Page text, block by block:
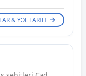
& YOL TARIFI